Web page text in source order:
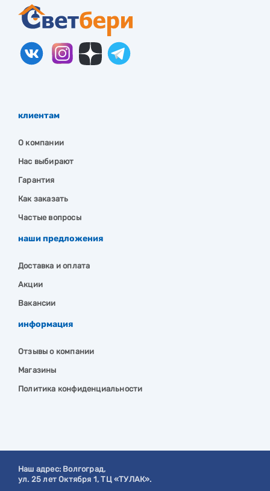
клиентам
О компании
Нас выбирают
Гарантия
Как заказать
Частые вопросы
наши предложения
Доставка и оплата
Акции
Вакансии
информация
Отзывы о компании
Магазины
Политика конфиденциальности
Наш адрес: Волгоград,
ул. 25 лет Октября 1, ТЦ «ТУЛАК».